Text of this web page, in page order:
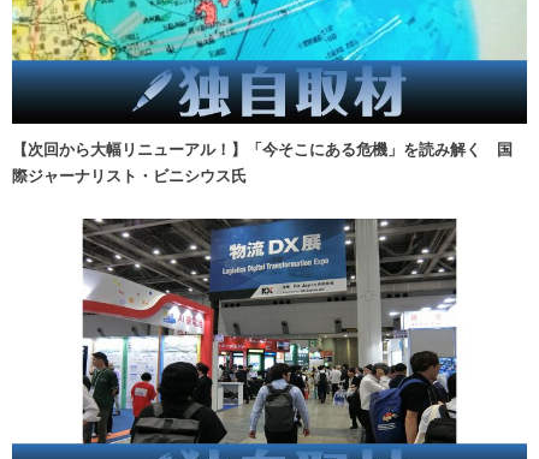
【次回から大幅リニューアル！】「今そこにある危機」を読み解く 国
際ジャーナリスト・ビニシウス氏